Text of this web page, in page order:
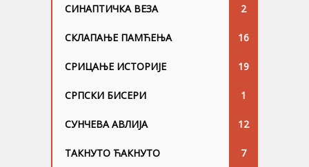
СИНАПТИЧКА ВЕЗА 2
СКЛАПАЊЕ ПАМЋЕЊА 16
СРИЦАЊЕ ИСТОРИЈЕ 19
СРПСКИ БИСЕРИ 1
СУНЧЕВА АВЛИЈА 12
ТАКНУТО ЋАКНУТО 7